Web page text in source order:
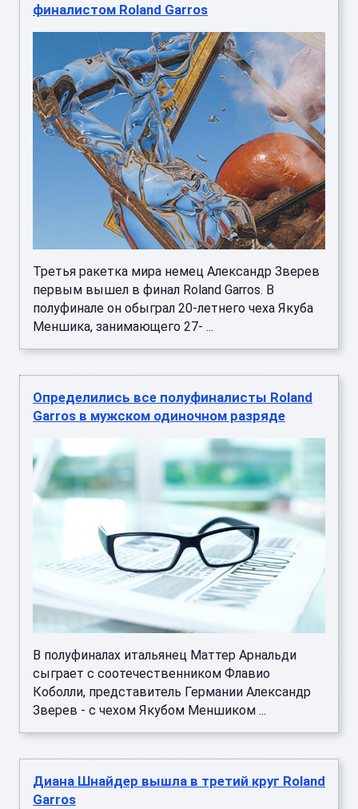
финалистом Roland Garros
Третья ракетка мира немец Александр Зверев
первым вышел в финал Roland Garros. В
полуфинале он обыграл 20-летнего чеха Якуба
Меншика, занимающего 27- ...
Определились все полуфиналисты Roland
Garros в мужском одиночном разряде
В полуфиналах итальянец Маттер Арнальди
сыграет с соотечественником Флавио
Коболли, представитель Германии Александр
Зверев - с чехом Якубом Меншиком ...
Диана Шнайдер вышла в третий круг Roland
Garros